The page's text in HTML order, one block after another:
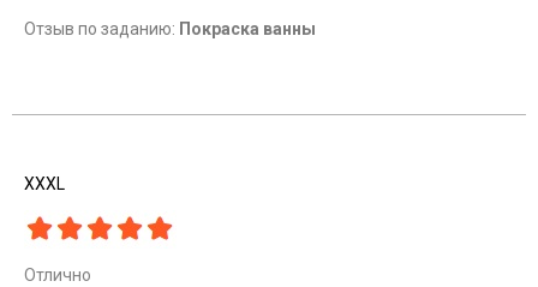
Отзыв по заданию: Покраска ванны
XXXL
Отлично